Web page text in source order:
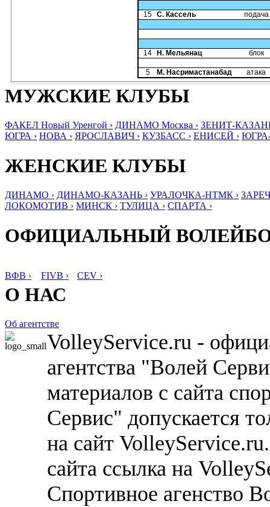
15 С. Кассель подача
14 Н. Мельянац блок
5 М. Насримастанабад атака
МУЖСКИЕ КЛУБЫ
ФАКЕЛ Новый Уренгой › ДИНАМО Москва › ЗЕНИТ-
ЮГРА › НОВА › ЯРОСЛАВИЧ › КУЗБАСС › ЕНИСЕЙ ›
ЖЕНСКИЕ КЛУБЫ
ДИНАМО › ДИНАМО-КАЗАНЬ › УРАЛОЧКА-НТМК ›
ЛОКОМОТИВ › МИНСК › ТУЛИЦА › СПАРТА ›
ОФИЦИАЛЬНЫЙ
ВФВ › FIVB › CEV ›
О НАС
Об агентстве
VolleyService.ru -
агентства "Волей
материалов с сайта
Сервис" допускается
на сайт
сайта ссылка на
Спортивное агенство